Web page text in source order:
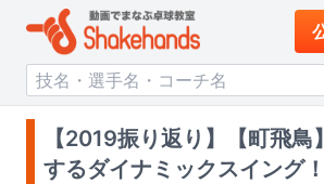
【2019振り返り】【町飛鳥
するダイナミックスイング